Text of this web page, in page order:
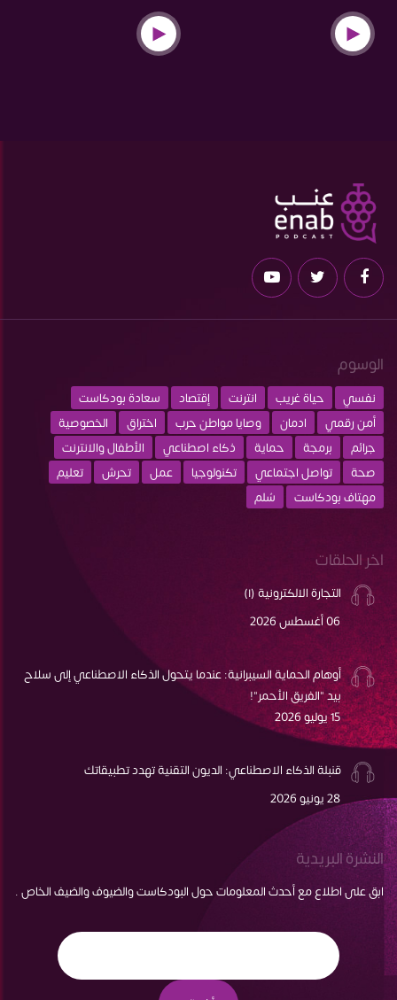
الوسوم
نفسي حياة غريب انترنت إقتصاد
سعادة بودكاست
أمن رقمي
ادمان وصايا مواطن حرب اختراق
الخصوصية
جرائم
برمجة حماية ذكاء اصطناعي
الأطفال والانترنت
صحة
تواصل اجتماعي تكنولوجيا عمل تحرش
تعليم
مهتاف بودكاست
سُلم
اخر الحلقات
التجارة الالكترونية (١)
06 أغسطس 2026
أوهام الحماية السيبرانية: عندما يتحول الذكاء الاصطناعي إلى سلاح
بيد "الفريق الأحمر"!
15 يوليو 2026
قنبلة الذكاء الاصطناعي: الديون التقنية تهدد تطبيقاتك
28 يونيو 2026
النشرة البريدية
ابق على اطلاع مع أحدث المعلومات حول البودكاست والضيوف والضيف الخاص .